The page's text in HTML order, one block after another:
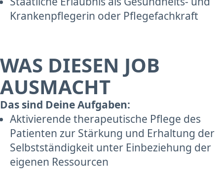
Krankenpflegerin oder Pflegefachkraft
WAS DIESEN JOB
AUSMACHT
Das sind Deine Aufgaben:
Aktivierende therapeutische Pflege des
Patienten zur Stärkung und Erhaltung der
Selbstständigkeit unter Einbeziehung der
eigenen Ressourcen